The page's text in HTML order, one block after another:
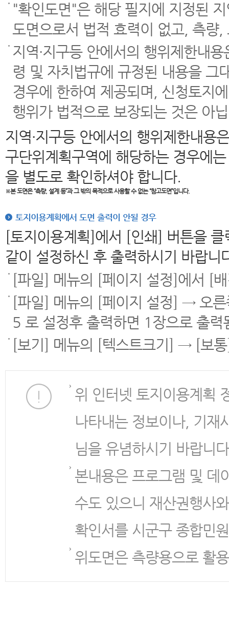
"확인도면"은 해당 필지에 지정된
도면으로서 법적 효력이 없고, 측량
지역·지구등 안에서의 행위제한내
령 및 자치법규에 규정된 내용을 그
경우에 한하여 제공되며, 신청토지
행위가 법적으로 보장되는 것은 아
지역·지구등 안에서의 행위제한내용
구단위계획구역에 해당하는 경우에
을 별도로 확인하셔야 합니다.
※본 도면은“측량, 설계 등”과 그 밖의 목적으로 사용할 수 없는 “참고도면”입니다.
토지이용계획에서 도면 출력이 안될 경우
[토지이용계획]에서 [인쇄] 버튼을
같이 설정하신 후 출력하시기 바랍니
[파일] 메뉴의 [페이지 설정]에서 [
[파일] 메뉴의 [페이지 설정] → 오
5 로 설정후 출력하면 1장으로 출력
[보기] 메뉴의 [텍스트크기] → [보
위 인터넷 토지이용계획
나타내는 정보이나, 기재
님을 유념하시기 바랍니
본내용은 프로그램 및 데
수도 있으니 재산권행사
확인서를 시군구 종합민
위도면은 측량용으로 활